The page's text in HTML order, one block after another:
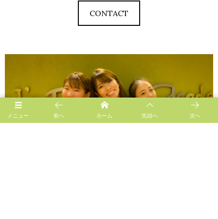
CONTACT
メニュー 前へ ホーム 先頭へ 次へ